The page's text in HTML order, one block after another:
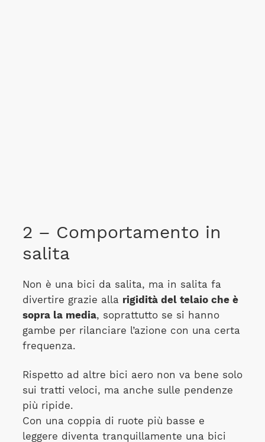
2 – Comportamento in
salita
Non è una bici da salita, ma in salita fa
divertire grazie alla rigidità del telaio che è
sopra la media, soprattutto se si hanno
gambe per rilanciare l’azione con una certa
frequenza.
Rispetto ad altre bici aero non va bene solo
sui tratti veloci, ma anche sulle pendenze
più ripide.
Con una coppia di ruote più basse e
leggere diventa tranquillamente una bici